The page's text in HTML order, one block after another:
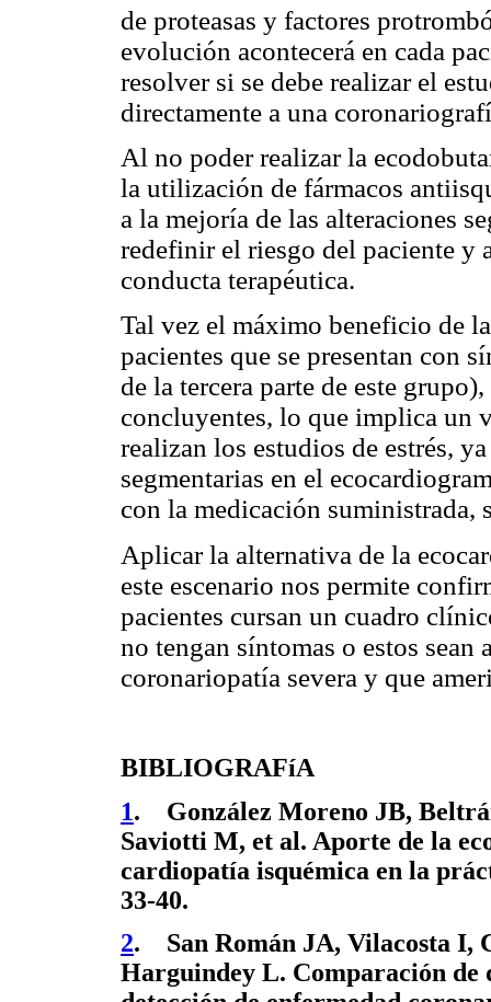
de proteasas y factores
evolución acontecerá en cada
resolver si se debe realizar el
directamente a una
Al no poder realizar la
la utilización de fármacos
a la mejoría de las alteraciones
redefinir el riesgo del paciente y
conducta terapéutica.
Tal vez el máximo beneficio de
pacientes que se presentan con
de la tercera parte de este
concluyentes, lo que implica un
realizan los estudios de estrés,
segmentarias en el
con la medicación
Aplicar la alternativa de la
este escenario nos permite
pacientes cursan un cuadro
no tengan síntomas o estos
coronariopatía severa y que
BIBLIOGRAFíA
1. González Moreno JB,
Saviotti M, et al. Aporte de la
cardiopatía isquémica en la
33-40.
2. San Román JA, Vilacosta I,
Harguindey L. Comparación de